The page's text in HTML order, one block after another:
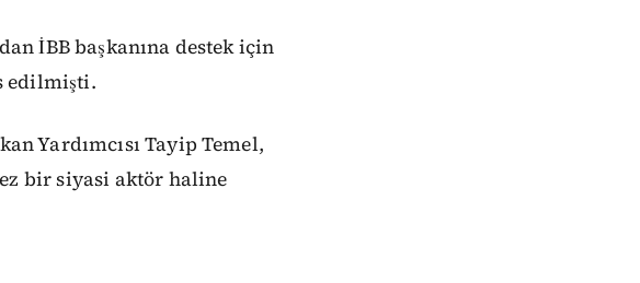
İBB başkanına destek için
edilmişti.
Yardımcısı Tayip Temel,
bir siyasi aktör haline